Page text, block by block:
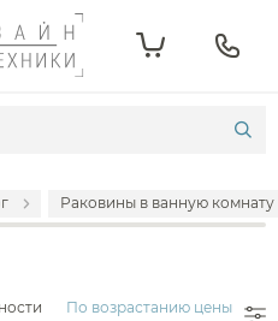
Раковины в ванную комнату
29 210
По возрастанию цены